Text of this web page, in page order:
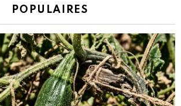
POPULAIRES